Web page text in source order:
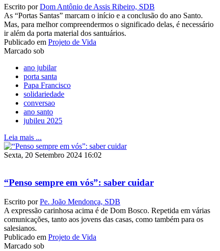
Escrito porDom Antônio de Assis Ribeiro, SDB
As “Portas Santas” marcam o início e a conclusão do ano Santo.
Mas, para melhor compreendermos o significado delas, é necessário
ir além da porta material dos santuários.
Publicado em Projeto de Vida
Marcado sob
ano jubilar
porta santa
Papa Francisco
solidariedade
conversao
ano santo
jubileu 2025
Leia mais ...
Sexta, 20 Setembro 2024 16:02
“Penso sempre em vós”: saber cuidar
Escrito porPe. João Mendonça, SDB
A expressão carinhosa acima é de Dom Bosco. Repetida em várias
comunicações, tanto aos jovens das casas, como também para os
salesianos.
Publicado em Projeto de Vida
Marcado sob